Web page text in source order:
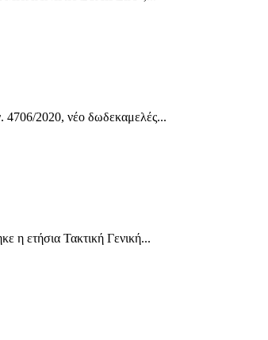
4706/2020, νέο δωδεκαμελές...
η ετήσια Τακτική Γενική...